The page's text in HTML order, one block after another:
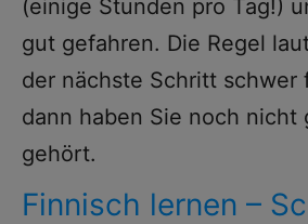
(einige Stunden pro Tag!)
gut gefahren. Die Regel
der nächste Schritt schwer
dann haben Sie noch nicht
gehört.
Finnisch lernen –